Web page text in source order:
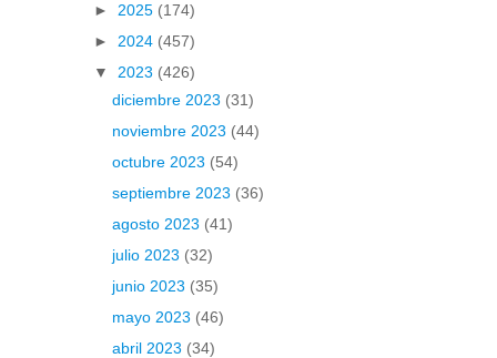
► 2025 (174)
► 2024 (457)
▼ 2023 (426)
diciembre 2023 (31)
noviembre 2023 (44)
octubre 2023 (54)
septiembre 2023 (36)
agosto 2023 (41)
julio 2023 (32)
junio 2023 (35)
mayo 2023 (46)
abril 2023 (34)